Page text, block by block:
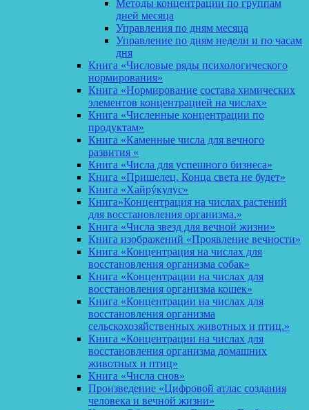
Методы концентрации по группам
дней месяца
Управления по дням месяца
Управление по дням недели и по часам
дня
Книга «Числовые ряды психологического
нормирования»
Книга «Нормирование состава химических
элементов концентрацией на числах»
Книга «Численные концентрации по
продуктам»
Книга «Каменные числа для вечного
развития «
Книга «Числа для успешного бизнеса»
Книга «Пришелец. Конца света не будет»
Книга «Хайрýкулус»
Книга»Концентрация на числах растений
для восстановления организма.»
Книга «Числа звезд для вечной жизни»
Книга изображений «Проявление вечности»
Книга «Концентрация на числах для
восстановления организма собак»
Книга «Концентрации на числах для
восстановления организма кошек»
Книга «Концентрации на числах для
восстановления организма
сельскохозяйственных животных и птиц.»
Книга «Концентрации на числах для
восстановления организма домашних
животных и птиц»
Книга «Числа снов»
Произведение «Цифровой атлас создания
человека и вечной жизни»